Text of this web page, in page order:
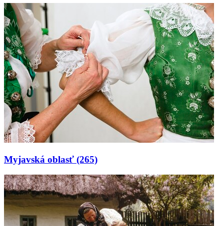
Myjavská oblasť (265)